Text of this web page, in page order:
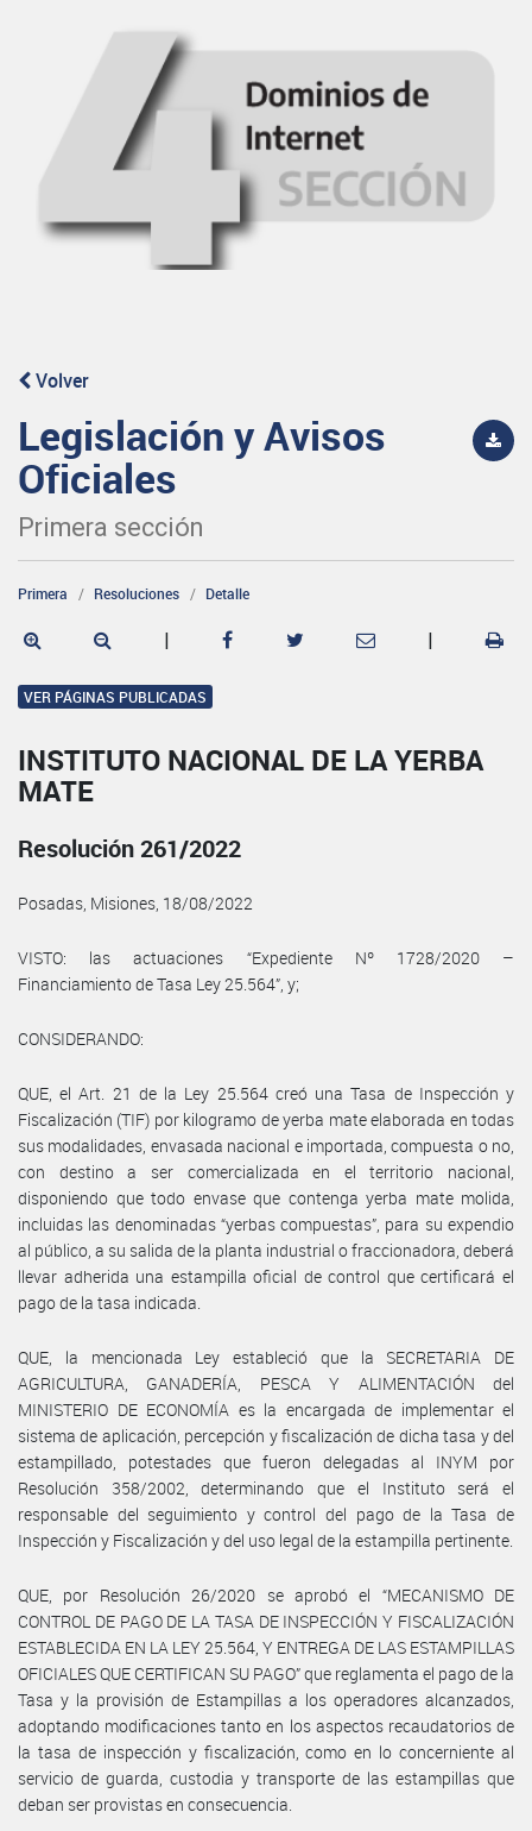
Volver
Legislación y Avisos
Oficiales
Primera sección
Primera Resoluciones Detalle
| |
VER PÁGINAS PUBLICADAS
INSTITUTO NACIONAL DE LA YERBA
MATE
Resolución 261/2022
Posadas, Misiones, 18/08/2022
VISTO: las actuaciones “Expediente Nº 1728/2020 –
Financiamiento de Tasa Ley 25.564”, y;
CONSIDERANDO:
QUE, el Art. 21 de la Ley 25.564 creó una Tasa de Inspección y
Fiscalización (TIF) por kilogramo de yerba mate elaborada en todas
sus modalidades, envasada nacional e importada, compuesta o no,
con destino a ser comercializada en el territorio nacional,
disponiendo que todo envase que contenga yerba mate molida,
incluidas las denominadas “yerbas compuestas”, para su expendio
al público, a su salida de la planta industrial o fraccionadora, deberá
llevar adherida una estampilla oficial de control que certificará el
pago de la tasa indicada.
QUE, la mencionada Ley estableció que la SECRETARIA DE
AGRICULTURA, GANADERÍA, PESCA Y ALIMENTACIÓN del
MINISTERIO DE ECONOMÍA es la encargada de implementar el
sistema de aplicación, percepción y fiscalización de dicha tasa y del
estampillado, potestades que fueron delegadas al INYM por
Resolución 358/2002, determinando que el Instituto será el
responsable del seguimiento y control del pago de la Tasa de
Inspección y Fiscalización y del uso legal de la estampilla pertinente.
QUE, por Resolución 26/2020 se aprobó el “MECANISMO DE
CONTROL DE PAGO DE LA TASA DE INSPECCIÓN Y FISCALIZACIÓN
ESTABLECIDA EN LA LEY 25.564, Y ENTREGA DE LAS ESTAMPILLAS
OFICIALES QUE CERTIFICAN SU PAGO” que reglamenta el pago de la
Tasa y la provisión de Estampillas a los operadores alcanzados,
adoptando modificaciones tanto en los aspectos recaudatorios de
la tasa de inspección y fiscalización, como en lo concerniente al
servicio de guarda, custodia y transporte de las estampillas que
deban ser provistas en consecuencia.